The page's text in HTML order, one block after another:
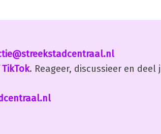
TikTok. Reageer, discussieer en deel